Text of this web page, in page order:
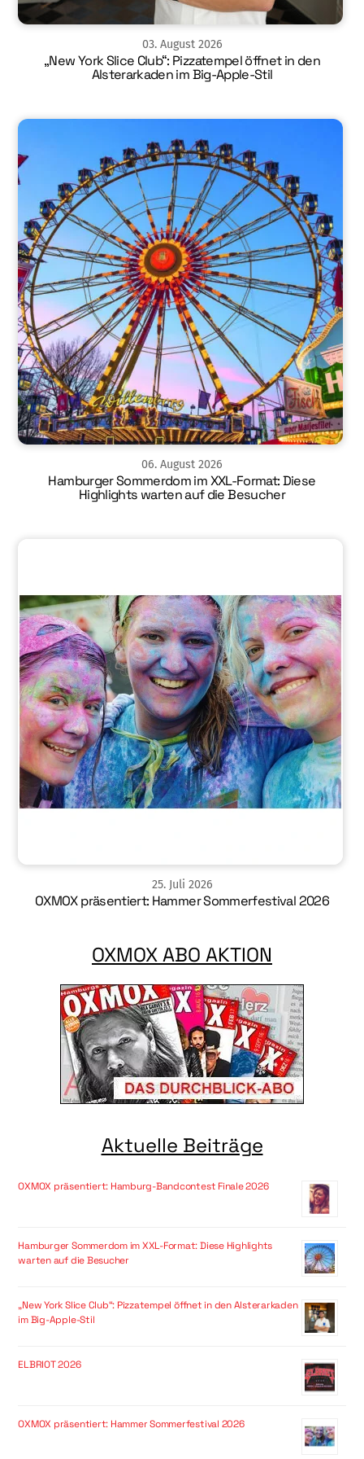
03. August 2026
„New York Slice Club“: Pizzatempel öffnet in den
Alsterarkaden im Big-Apple-Stil
06. August 2026
Hamburger Sommerdom im XXL-Format: Diese
Highlights warten auf die Besucher
25. Juli 2026
OXMOX präsentiert: Hammer Sommerfestival 2026
OXMOX ABO AKTION
Aktuelle Beiträge
OXMOX präsentiert: Hamburg-Bandcontest Finale 2026
Hamburger Sommerdom im XXL-Format: Diese Highlights
warten auf die Besucher
„New York Slice Club“: Pizzatempel öffnet in den Alsterarkaden
im Big-Apple-Stil
ELBRIOT 2026
OXMOX präsentiert: Hammer Sommerfestival 2026